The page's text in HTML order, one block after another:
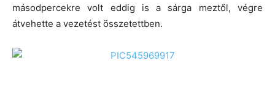
másodpercekre volt eddig is a sárga meztől, végre
átvehette a vezetést összetettben.